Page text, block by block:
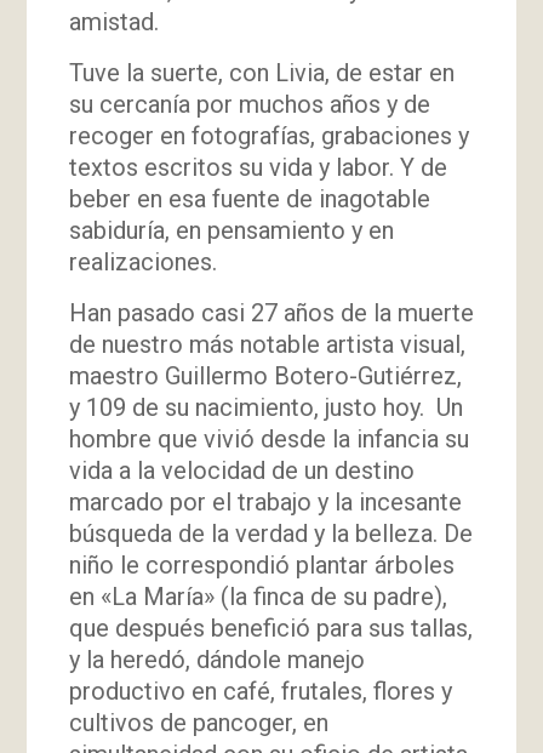
amistad.
Tuve la suerte, con Livia, de estar en
su cercanía por muchos años y de
recoger en fotografías, grabaciones y
textos escritos su vida y labor. Y de
beber en esa fuente de inagotable
sabiduría, en pensamiento y en
realizaciones.
Han pasado casi 27 años de la muerte
de nuestro más notable artista visual,
maestro Guillermo Botero-Gutiérrez,
y 109 de su nacimiento, justo hoy. Un
hombre que vivió desde la infancia su
vida a la velocidad de un destino
marcado por el trabajo y la incesante
búsqueda de la verdad y la belleza. De
niño le correspondió plantar árboles
en «La María» (la finca de su padre),
que después benefició para sus tallas,
y la heredó, dándole manejo
productivo en café, frutales, flores y
cultivos de pancoger, en